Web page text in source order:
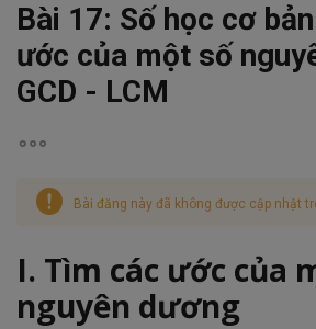
Bài 17: Số học cơ
ước của một số
GCD - LCM
Bài đăng này đã không được cập nhật
I. Tìm các ước của
nguyên dương